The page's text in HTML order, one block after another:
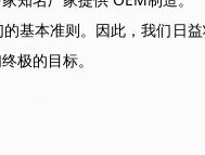
基本准则。因此，我们日益
极的目标。